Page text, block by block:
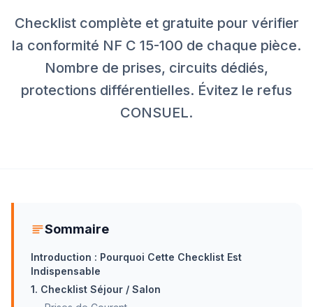
Checklist complète et gratuite pour vérifier
la conformité NF C 15-100 de chaque pièce.
Nombre de prises, circuits dédiés,
protections différentielles. Évitez le refus
CONSUEL.
Sommaire
Introduction : Pourquoi Cette Checklist Est
Indispensable
1. Checklist Séjour / Salon